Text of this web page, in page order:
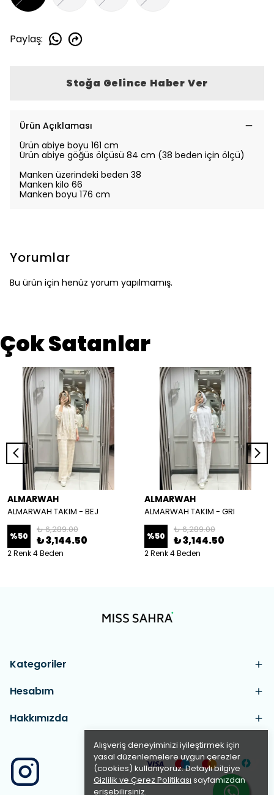
Alışveriş deneyiminizi iyileştirmek için
yasal düzenlemelere uygun çerezler
(cookies) kullanıyoruz. Detaylı bilgiye
Gizlilik ve Çerez Politikası sayfamızdan
erişebilirsiniz.
Paylaş:
Stoğa Gelince Haber Ver
Ürün Açıklaması
Ürün abiye boyu 161 cm
Ürün abiye göğüs ölçüsü 84 cm (38 beden için ölçü)
Manken üzerindeki beden 38
Manken kilo 66
Manken boyu 176 cm
Yorumlar
Bu ürün için henüz yorum yapılmamış.
Çok Satanlar
ALMARWAH
ALMARWAH TAKIM - BEJ
%50
₺ 6,289.00
₺ 3,144.50
2 Renk 4 Beden
ALMARWAH
ALMARWAH TAKIM - GRI
%50
₺ 6,289.00
₺ 3,144.50
2 Renk 4 Beden
Kategoriler
Hesabım
Hakkımızda